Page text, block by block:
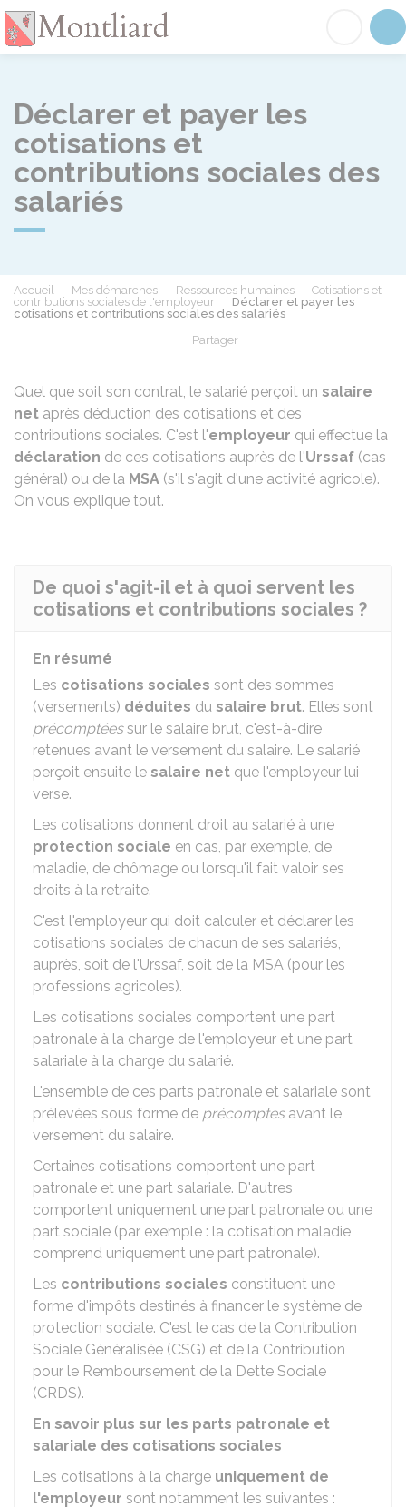
Déclarer et payer les
cotisations et
contributions sociales des
salariés
Accueil Mes démarches Ressources humaines
Cotisations et
contributions sociales de l'employeur
Déclarer et payer les
cotisations et contributions sociales des salariés
Partager
Quel que soit son contrat, le salarié perçoit un salaire
net après déduction des cotisations et des
contributions sociales. C'est l'employeur qui effectue la
déclaration de ces cotisations auprès de l'Urssaf (cas
général) ou de la MSA (s'il s'agit d'une activité agricole).
On vous explique tout.
De quoi s'agit-il et à quoi servent les
cotisations et contributions sociales ?
En résumé
Les cotisations sociales sont des sommes
(versements) déduites du salaire brut. Elles sont
précomptéessur le salaire brut, c'est-à-dire
retenues avant le versement du salaire. Le salarié
perçoit ensuite le salaire net que l'employeur lui
verse.
Les cotisations donnent droit au salarié à une
protection sociale en cas, par exemple, de
maladie, de chômage ou lorsqu'il fait valoir ses
droits à la retraite.
C'est l'employeur qui doit calculer et déclarer les
cotisations sociales de chacun de ses salariés,
auprès, soit de l'Urssaf, soit de la MSA (pour les
professions agricoles).
Les cotisations sociales comportent une part
patronale à la charge de l'employeur et une part
salariale à la charge du salarié.
L'ensemble de ces parts patronale et salariale sont
prélevées sous forme de précomptesavant le
versement du salaire.
Certaines cotisations comportent une part
patronale et une part salariale. D'autres
comportent uniquement une part patronale ou une
part sociale (par exemple : la cotisation maladie
comprend uniquement une part patronale).
Les contributions sociales constituent une
forme d'impôts destinés à financer le système de
protection sociale. C'est le cas de la Contribution
Sociale Généralisée (CSG) et de la Contribution
pour le Remboursement de la Dette Sociale
(CRDS).
En savoir plus sur les parts patronale et
salariale des cotisations sociales
Les cotisations à la charge uniquement de
l'employeur sont notamment les suivantes :